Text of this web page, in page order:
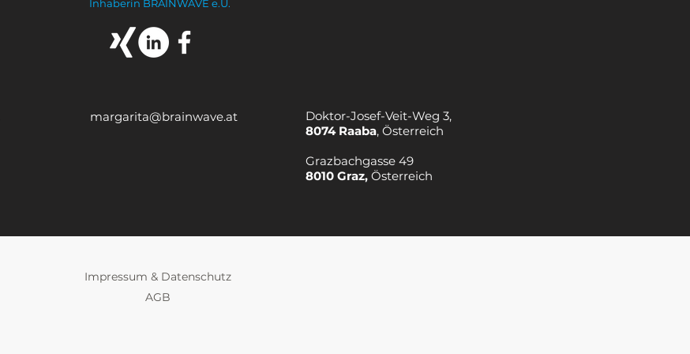
Inhaberin BRAINWAVE e.U.
margarita@brainwave.at
Doktor-Josef-Veit-Weg 3,
8074 Raaba, Österreich
Grazbachgasse 49
8010 Graz, Österreich
Impressum & Datenschutz
AGB